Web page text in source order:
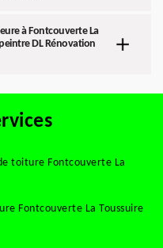
à Fontcouverte La
DL Rénovation
toiture Fontcouverte La
Fontcouverte La Toussuire